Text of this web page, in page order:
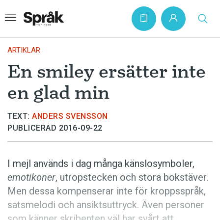
Hem
Artiklar
Krönikor
Språkfrågor
Bokrecensioner
Kviss
Podden
ARTIKLAR
En smiley ersätter inte
en glad min
TEXT: ANDERS SVENSSON
PUBLICERAD 2016-09-22
I mejl används i dag många känslosymboler,
emotikoner, utropstecken och stora bokstäver.
Men dessa kompenserar inte för kroppsspråk,
satsmelodi och ansiktsuttryck. Även personer